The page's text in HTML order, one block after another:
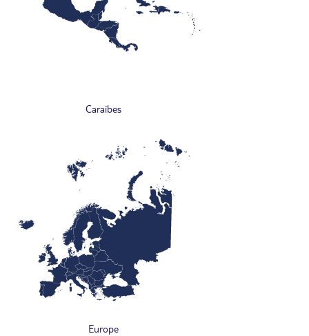
Caraïbes
Europe